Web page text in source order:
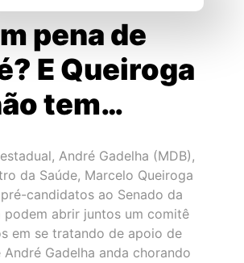
pena de
E Queiroga
tem…
André Gadelha (MDB),
da Saúde, Marcelo Queiroga
candidatos ao Senado da
podem abrir juntos um comitê
em se tratando de apoio de
Gadelha anda chorando